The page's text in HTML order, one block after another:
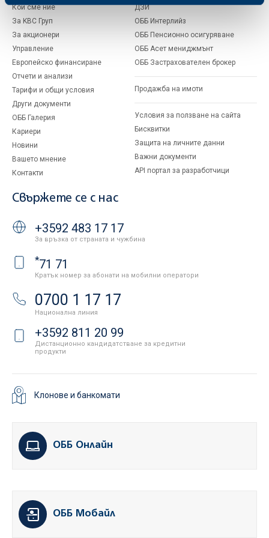
Кои сме ние
За KBC Груп
За акционери
Управление
Европейско финансиране
Отчети и анализи
Тарифи и общи условия
Други документи
ОББ Галерия
Кариери
Новини
Вашето мнение
Контакти
ДЗИ
ОББ Интерлийз
ОББ Пенсионно осигуряване
ОББ Асет мениджмънт
ОББ Застрахователен брокер
Продажба на имоти
Условия за ползване на сайта
Бисквитки
Защита на личните данни
Важни документи
API портал за разработчици
Свържете се с нас
+3592 483 17 17
За връзка от страната и чужбина
*71 71
Кратък номер за абонати на мобилни оператори
0700 1 17 17
Национална линия
+3592 811 20 99
Дистанционно кандидатстване за кредитни
продукти
Клонове и банкомати
ОББ Онлайн
ОББ Мобайл